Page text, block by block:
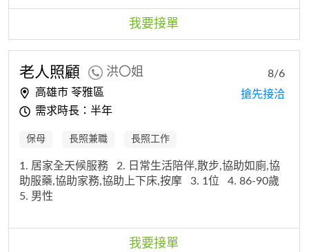
我要接單
老人照顧 洪〇姐
高雄市 苓雅區
需求時長：半年
8/6
搶先接洽
保母 長照兼職 長照工作
1. 居家全天候服務
2. 日常生活陪伴,散步,協助如廁,協
助服藥,協助家務,協助上下床,按摩
3. 1位
4. 86-90歲
5. 男性
我要接單